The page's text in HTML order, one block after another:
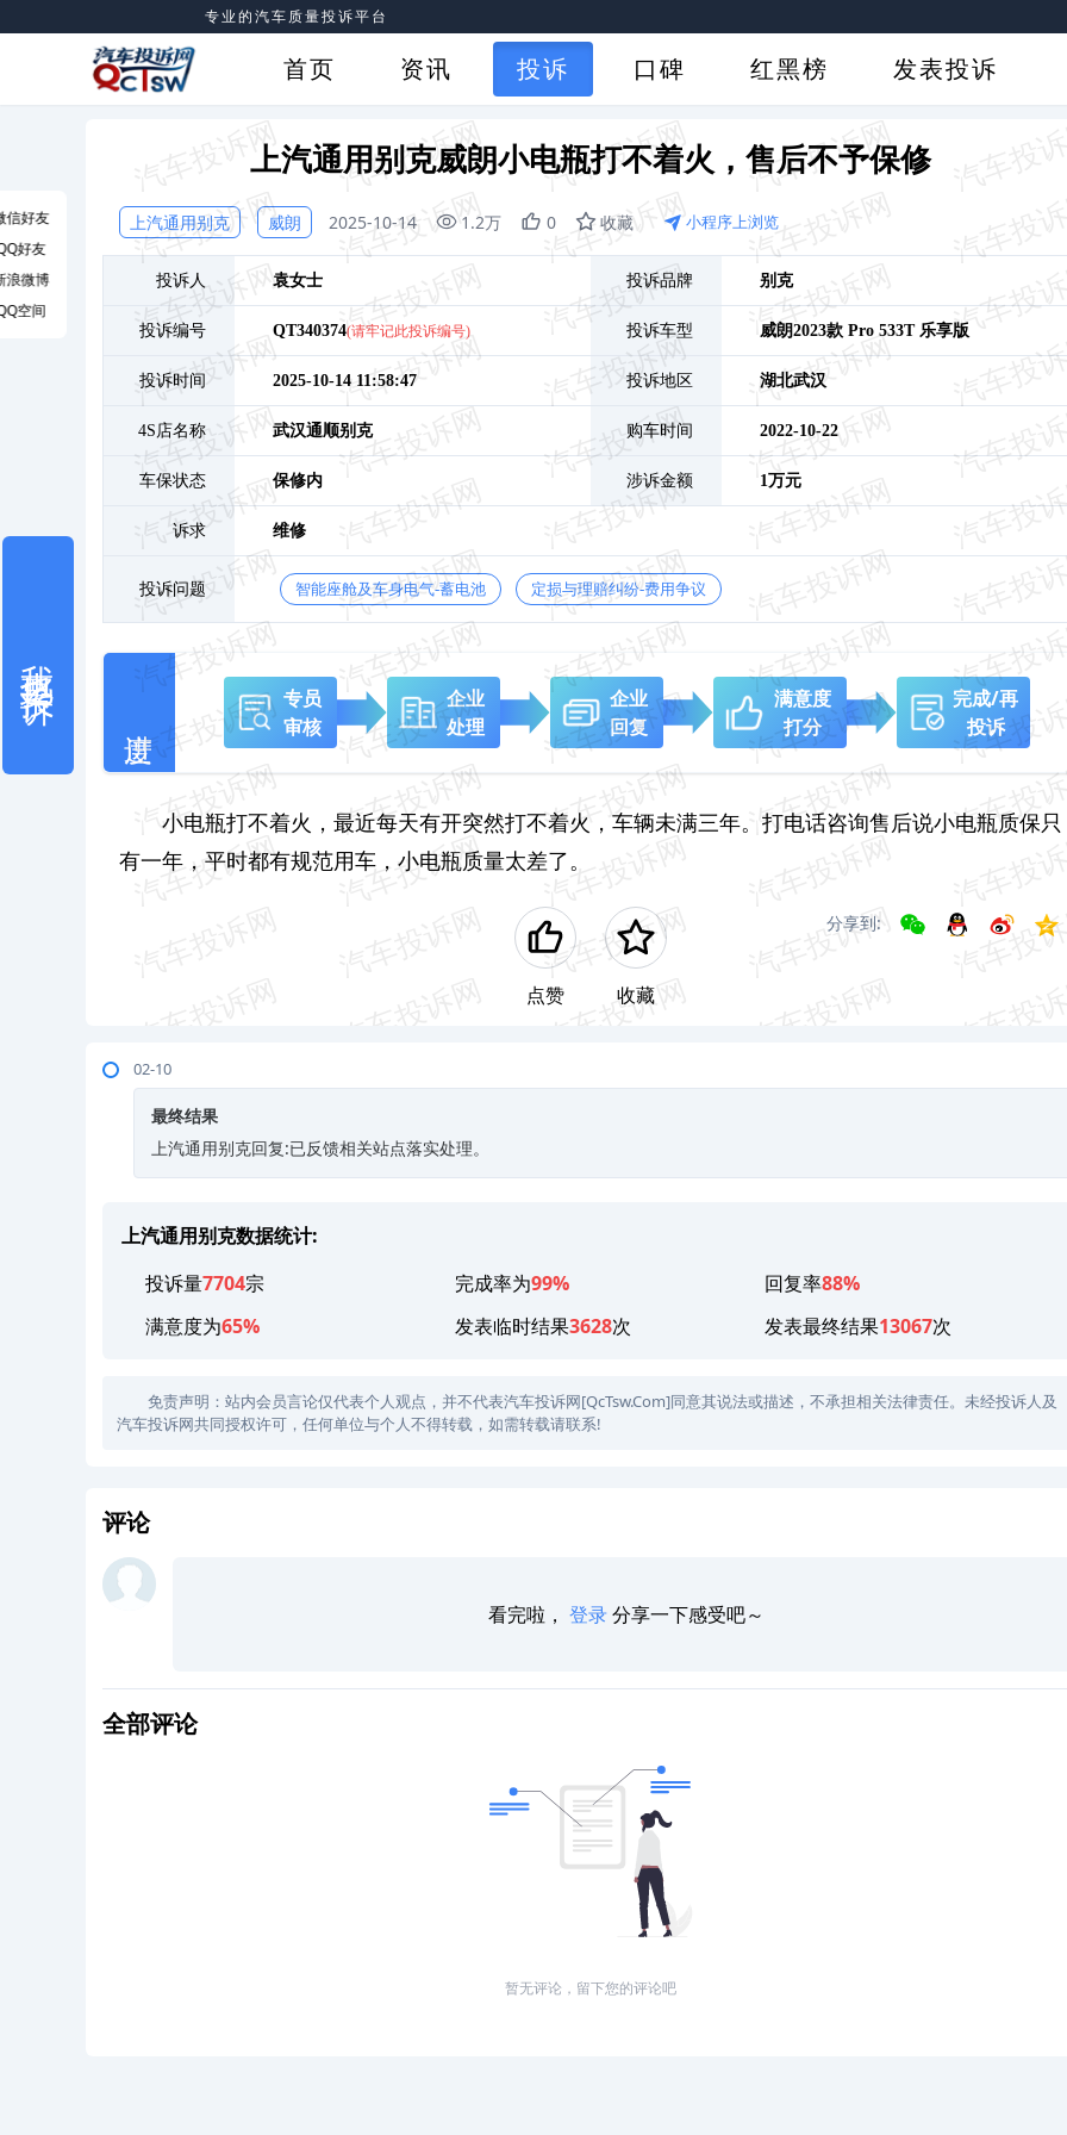
专业的汽车质量投诉平台
首页 资讯 投诉 口碑 红黑榜 发表投诉
上汽通用别克威朗小电瓶打不着火，售后不予保修
上汽通用别克 威朗 2025-10-14 1.2万 0 收藏 小程序上浏览
投诉人 袁女士 投诉品牌 别克
投诉编号 QT340374(请牢记此投诉编号) 投诉车型 威朗2023款 Pro 533T 乐享版
投诉时间 2025-10-14 11:58:47 投诉地区 湖北武汉
4S店名称 武汉通顺别克 购车时间 2022-10-22
车保状态 保修内 涉诉金额 1万元
诉求 维修
投诉问题 智能座舱及车身电气-蓄电池 定损与理赔纠纷-费用争议
专员
审核
企业
处理
企业
回复
满意度
打分
完成/再
投诉
小电瓶打不着火，最近每天有开突然打不着火，车辆未满三年。打电话咨询售后说小电瓶质保只
有一年，平时都有规范用车，小电瓶质量太差了。
点赞 收藏
分享到:
02-10
最终结果
上汽通用别克回复:已反馈相关站点落实处理。
上汽通用别克数据统计:
投诉量7704宗 完成率为99% 回复率88%
满意度为65% 发表临时结果3628次 发表最终结果13067次
免责声明：站内会员言论仅代表个人观点，并不代表汽车投诉网[QcTsw.Com]同意其说法或描述，不承担相关法律责任。未经投诉人及
汽车投诉网共同授权许可，任何单位与个人不得转载，如需转载请联系!
评论
看完啦， 登录分享一下感受吧～
全部评论
暂无评论，留下您的评论吧
信好友
好友
浪微博
空间